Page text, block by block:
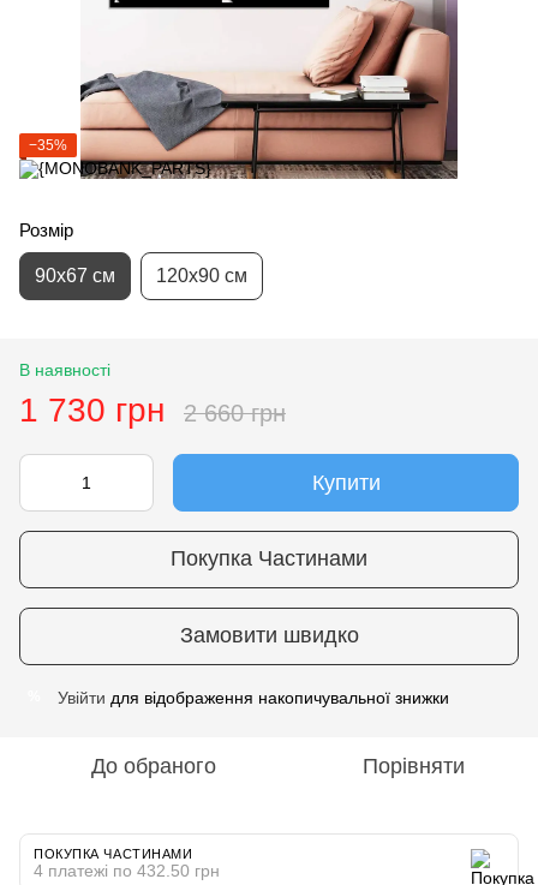
−35%
Розмір
90х67 см 120х90 см
В наявності
1 730 грн 2 660 грн
Купити
Покупка Частинами
Замовити швидко
Увійти для відображення накопичувальної знижки
До обраного Порівняти
ПОКУПКА ЧАСТИНАМИ
4 платежі по 432.50 грн